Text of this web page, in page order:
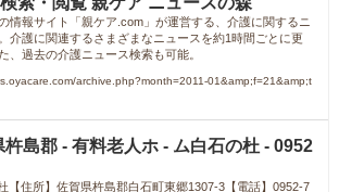
情報サイト「親ケア.com」が運営する、介護に関するニ
介護に関連するさまざまなニュースを約1時間ごとに更
、過去の介護ニュース検索も可能。
archive.php?month=2011-01&amp;f=21&amp;t
島郡 - 有料老人ホ - ム白石の杜 - 0952
【住所】佐賀県杵島郡白石町東郷1307-3【電話】0952-7